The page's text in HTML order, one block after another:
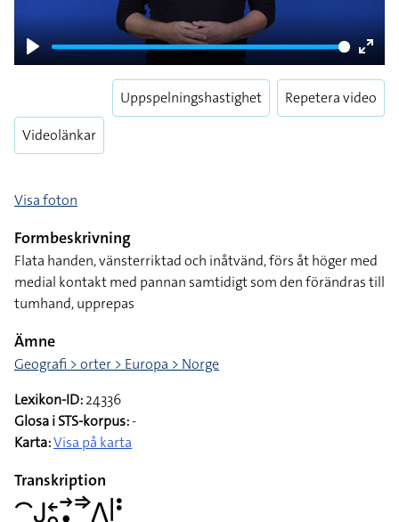
Play
Enter
Videolänkar
Uppspelningshastighet Repetera video
Visa foton
Formbeskrivning
Flata handen, vänsterriktad och inåtvänd, förs åt höger med
medial kontakt med pannan samtidigt som den förändras till
tumhand, upprepas
Ämne
Geografi > orter > Europa > Norge
Lexikon-ID:24336
Glosa i STS-korpus:-
Karta:Visa på karta
Transkription
􌤃􌤢􌥓􌥘􌥣􌥡􌦆􌤣􌥼􌥻